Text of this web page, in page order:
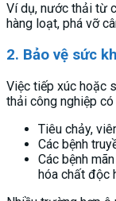
Ví dụ, nước thải từ
hàng loạt, phá vỡ
2. Bảo vệ sức
Việc tiếp xúc hoặc
thải công nghiệp có
Tiêu chảy,
Các bệnh
Các bệnh
hóa chất độc